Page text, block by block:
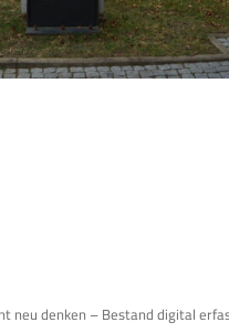
neu denken – Bestand digital